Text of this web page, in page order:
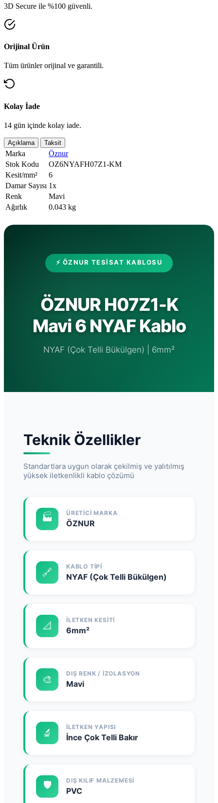
3D Secure ile %100 güvenli.
Orijinal Ürün
Tüm ürünler orijinal ve garantili.
Kolay İade
14 gün içinde kolay iade.
Açıklama Taksit
Marka
Öznur
Stok Kodu
OZ6NYAFH07Z1-KM
Kesit/mm²
6
Damar Sayısı 1x
Renk
Mavi
Ağırlık
0.043 kg
⚡ ÖZNUR TESISAT KABLOSU
ÖZNUR H07Z1-K
Mavi 6 NYAF Kablo
NYAF (Çok Telli Bükülgen) | 6mm²
Teknik Özellikler
Standartlara uygun olarak çekilmiş ve yalıtılmış
yüksek iletkenlikli kablo çözümü
🏭 ÜRETICI MARKA
ÖZNUR
🔗 KABLO TIPI
NYAF (Çok Telli Bükülgen)
📐 İLETKEN KESITI
6mm²
🎨 DIŞ RENK / İZOLASYON
Mavi
🔬 İLETKEN YAPISI
İnce Çok Telli Bakır
🛡️ DIŞ KILIF MALZEMESI
PVC